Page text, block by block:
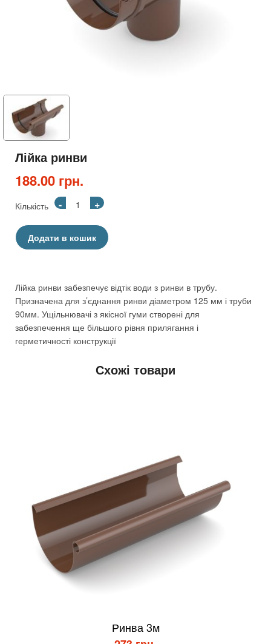
Лійка ринви
188.00 грн.
Кількість - +
Додати в кошик
Лійка ринви забезпечує відтік води з ринви в трубу.
Призначена для з’єднання ринви діаметром 125 мм і труби
90мм. Ущільнювачі з якісної гуми створені для
забезпечення ще більшого рівня прилягання і
герметичності конструкції
Схожі товари
Ринва 3м